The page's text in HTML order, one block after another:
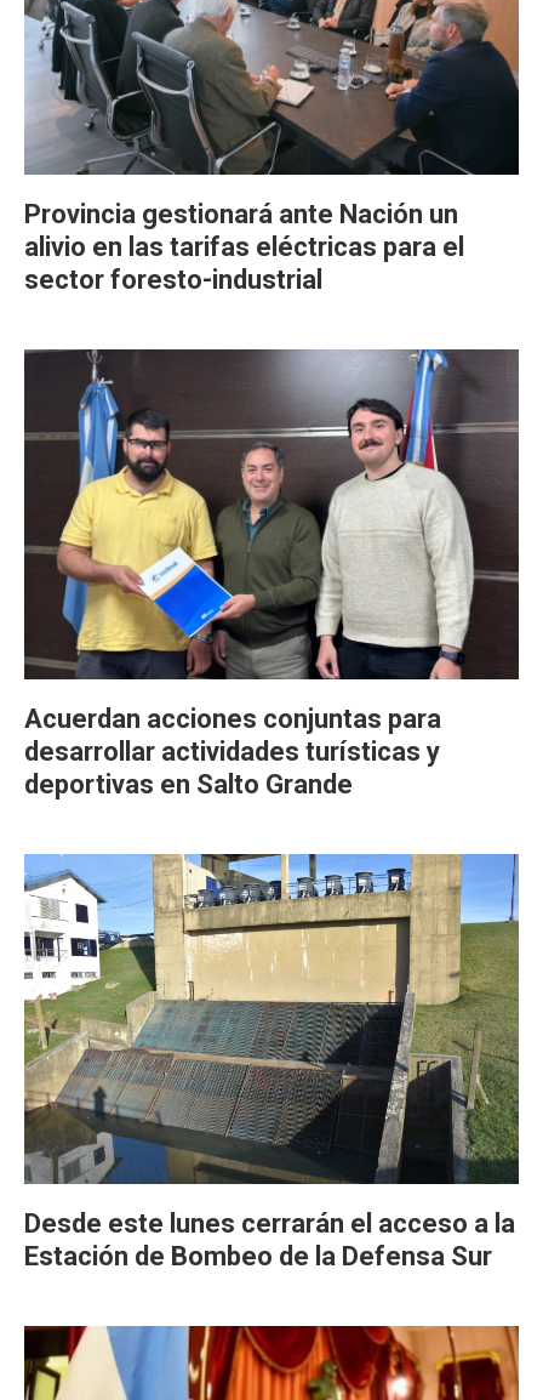
Provincia gestionará ante Nación un
alivio en las tarifas eléctricas para el
sector foresto-industrial
Acuerdan acciones conjuntas para
desarrollar actividades turísticas y
deportivas en Salto Grande
Desde este lunes cerrarán el acceso a la
Estación de Bombeo de la Defensa Sur